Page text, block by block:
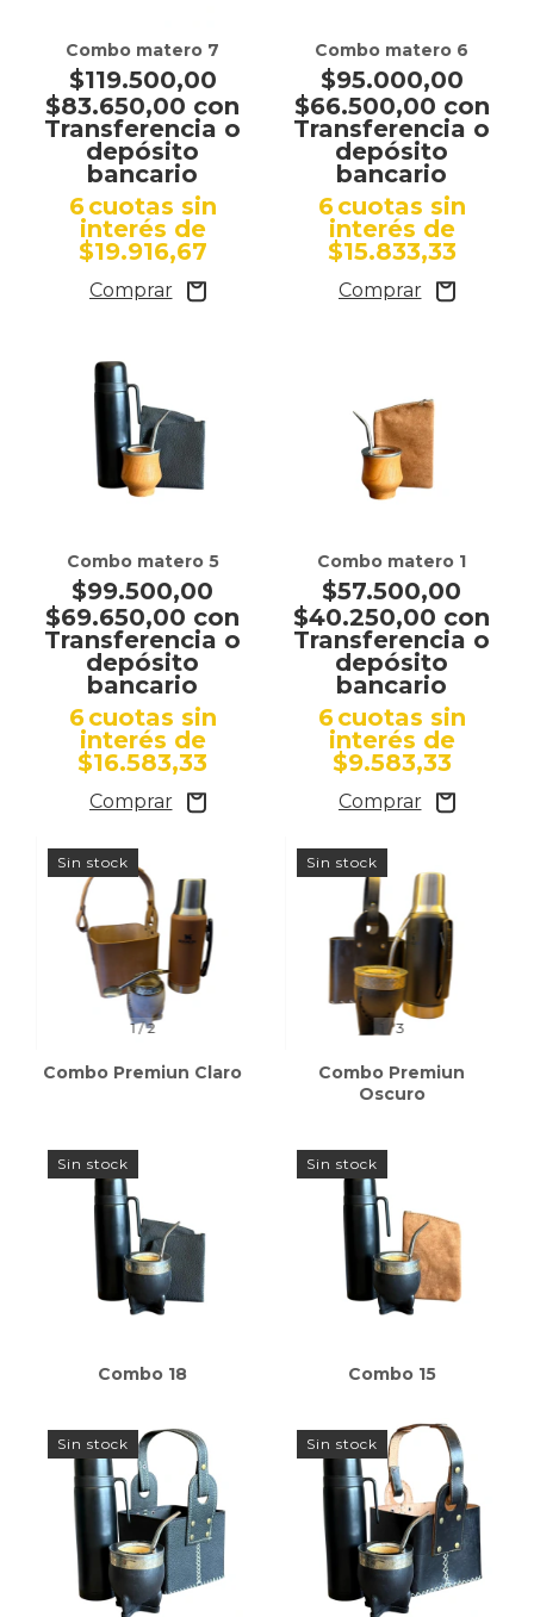
Combo matero 7
$119.500,00
$83.650,00 con
Transferencia o
depósito
bancario
6cuotas sin
interés de
$19.916,67
Combo matero 6
$95.000,00
$66.500,00 con
Transferencia o
depósito
bancario
6cuotas sin
interés de
$15.833,33
Combo matero 5
$99.500,00
$69.650,00 con
Transferencia o
depósito
bancario
6cuotas sin
interés de
$16.583,33
Combo matero 1
$57.500,00
$40.250,00 con
Transferencia o
depósito
bancario
6cuotas sin
interés de
$9.583,33
1/2
Sin stock
Combo Premiun Claro
/3
Sin stock
Combo Premiun
Oscuro
Sin stock
Combo 18
Sin stock
Combo 15
Sin stock Sin stock